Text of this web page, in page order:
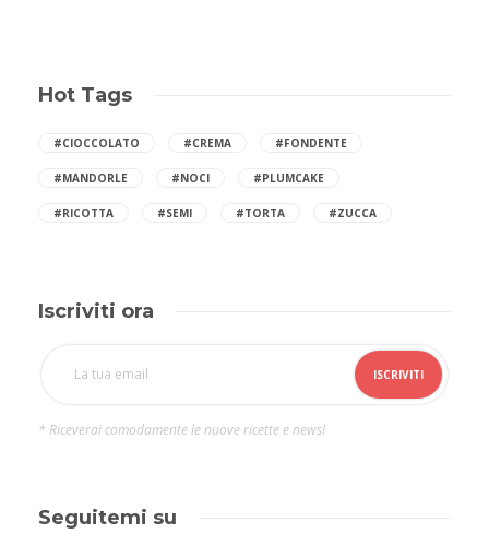
Hot Tags
#CIOCCOLATO #CREMA #FONDENTE
#MANDORLE #NOCI #PLUMCAKE
#RICOTTA #SEMI #TORTA #ZUCCA
Iscriviti ora
* Riceverai comodamente le nuove ricette e news!
Seguitemi su